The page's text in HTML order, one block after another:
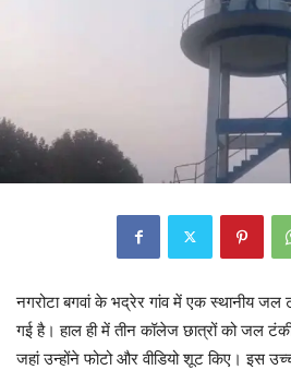
नगरोटा बगवां के भद्रेर गांव में एक स्थानीय
गई है। हाल ही में तीन कॉलेज छात्रों को जल
जहां उन्होंने फोटो और वीडियो शूट किए। इस